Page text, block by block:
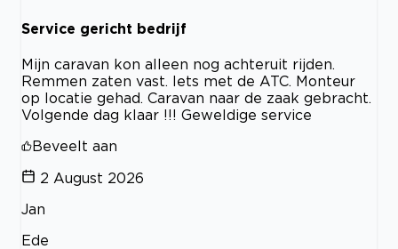
Service gericht bedrijf
Mijn caravan kon alleen nog achteruit rijden.
Remmen zaten vast. Iets met de ATC. Monteur
op locatie gehad. Caravan naar de zaak gebracht.
Volgende dag klaar !!! Geweldige service
Beveelt aan
2 August 2026
Jan
Ede